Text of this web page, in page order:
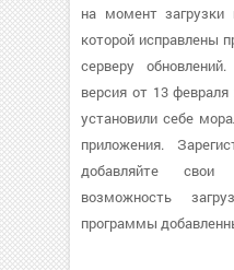
на момент
которой исправлены
серверу
версия от 13 февраля
установили себе
приложения.
добавляйте
возможность
программы